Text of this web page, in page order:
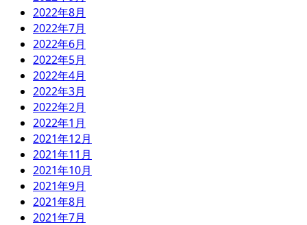
2022年8月
2022年7月
2022年6月
2022年5月
2022年4月
2022年3月
2022年2月
2022年1月
2021年12月
2021年11月
2021年10月
2021年9月
2021年8月
2021年7月